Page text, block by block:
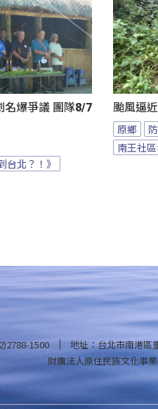
名爆爭議 團隊8/7
台北？！》
颱風逼
原鄉
南王社
1500
地址：台北市南港區
財團法人原住民族文化事